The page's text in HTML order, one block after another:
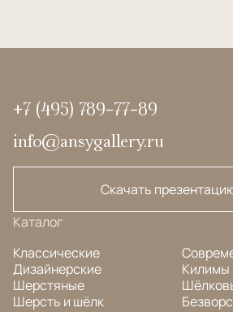
+7 (495) 789-77-89
info@ansygallery.ru
Скачать
Каталог
Классические
Дизайнерские
Шерстяные
Шерсть и шёлк
Килимы